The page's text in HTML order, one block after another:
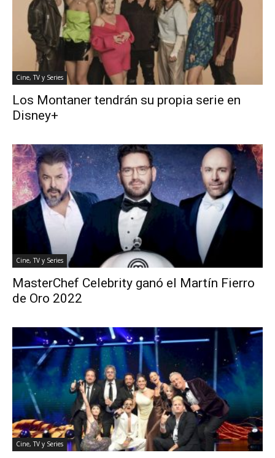
Cine, TV y Series
Los Montaner tendrán su propia serie en
Disney+
Cine, TV y Series
MasterChef Celebrity ganó el Martín Fierro
de Oro 2022
Cine, TV y Series